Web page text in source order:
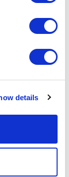
details
яка формує
огляди